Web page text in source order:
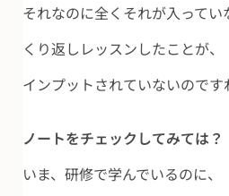
それなのに全くそれが入ってい
くり返しレッスンしたことが、
インプットされていないのです
ノートをチェックしてみては？
いま、研修で学んでいるのに、